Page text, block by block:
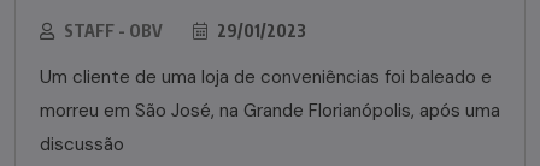
STAFF - OBV 29/01/2023
Um cliente de uma loja de conveniências foi baleado e
morreu em São José, na Grande Florianópolis, após uma
discussão